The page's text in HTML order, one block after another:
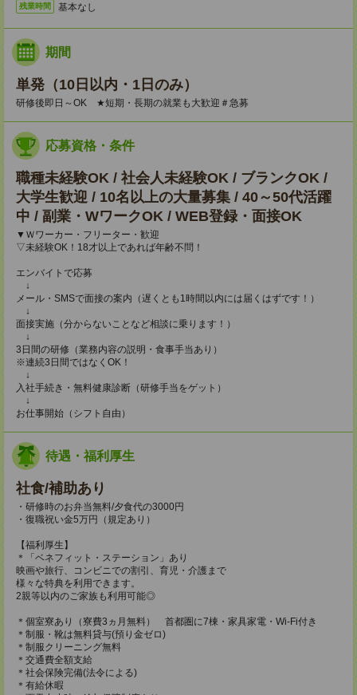
残業時間 基本なし
期間
単発（10日以内・1日のみ）
研修後即日～OK ★短期・長期の就業も大歓迎＃急募
応募資格・条件
職種未経験OK / 社会人未経験OK / ブランクOK /
大学生歓迎 / 10名以上の大量募集 / 40～50代活躍
中 / 副業・WワークOK / WEB登録・面接OK
▼Ｗワーカー・フリーター・歓迎
▽未経験OK！18才以上であれば年齢不問！
エンバイトで応募
↓
メール・SMSで面接の案内（遅くとも1時間以内には届くはずです！）
↓
面接実施（分からないことなど相談に乗ります！）
↓
3日間の研修（業務内容の説明・食事手当あり）
※連続3日間ではなくOK！
↓
入社手続き・無料健康診断（研修手当をゲット）
↓
お仕事開始（シフト自由）
待遇・福利厚生
社食/補助あり
・研修時のお弁当無料/夕食代の3000円
・復職祝い金5万円（規定あり）
【福利厚生】
＊「ベネフィット・ステーション」あり
映画や旅行、コンビニでの割引、育児・介護まで
様々な特典を利用できます。
2親等以内のご家族も利用可能◎
＊個室寮あり（寮費3ヵ月無料） 首都圏に7棟・家具家電・Wi-Fi付き
＊制服・靴は無料貸与(預り金ゼロ)
＊制服クリーニング無料
＊交通費全額支給
＊社会保険完備(法令による)
＊有給休暇